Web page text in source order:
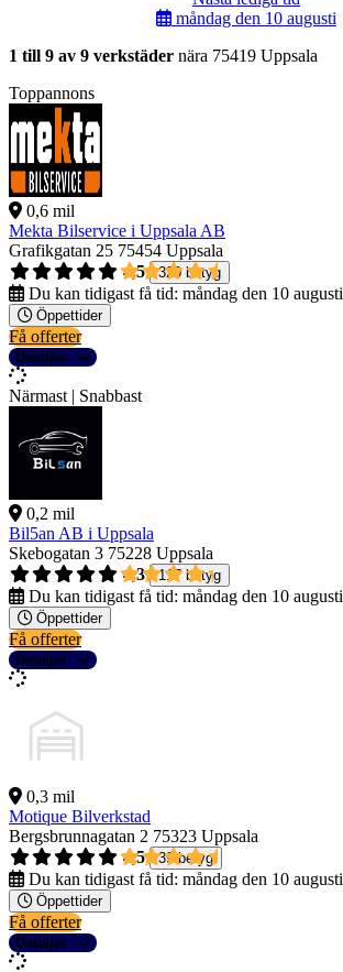
måndag den 10 augusti
1 till 9 av 9 verkstäder nära 75419 Uppsala
Toppannons
0,6 mil
Mekta Bilservice i Uppsala AB
Grafikgatan 25 75454 Uppsala
4,5
320 betyg
Du kan tidigast få tid: måndag den 10 augusti
Öppettider
Få offerter
Detaljer
Närmast | Snabbast
0,2 mil
Bil5an AB i Uppsala
Skebogatan 3 75228 Uppsala
4,3
117 betyg
Du kan tidigast få tid: måndag den 10 augusti
Öppettider
Få offerter
Detaljer
0,3 mil
Motique Bilverkstad
Bergsbrunnagatan 2 75323 Uppsala
4,5
39 betyg
Du kan tidigast få tid: måndag den 10 augusti
Öppettider
Få offerter
Detaljer